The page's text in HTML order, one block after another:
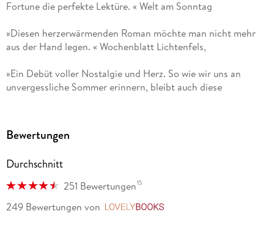
Fortune die perfekte Lektüre. « Welt am Sonntag
»Diesen herzerwärmenden Roman möchte man nicht mehr
aus der Hand legen. « Wochenblatt Lichtenfels,
»Ein Debüt voller Nostalgie und Herz. So wie wir uns an
unvergessliche Sommer erinnern, bleibt auch diese
» Fünf Sommer mit dir hat meine Erwartungen um Vielfaches
Ein wunderschönes Debüt mit einer emotionalen Wucht! «
Emily Henry
»Eine zauberhafte Geschichte über zweite Chancen, und über
Bewertungen
Durchschnitt
251 Bewertungen15
249 Bewertungen von